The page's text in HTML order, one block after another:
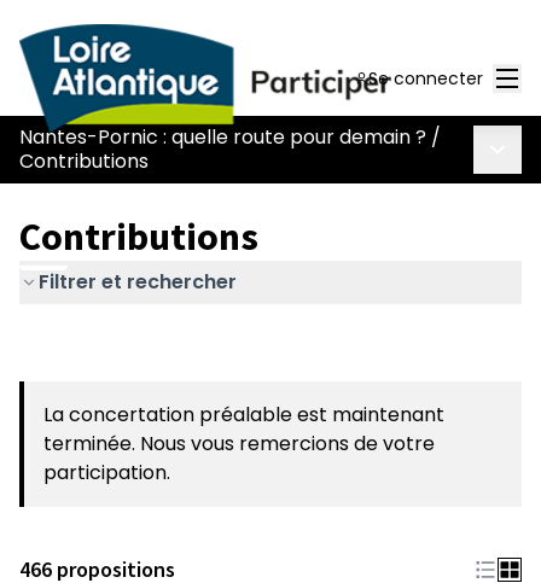
Se connecter
Nantes-Pornic : quelle route pour demain ? /
Contributions
Contributions
Filtrer et rechercher
La concertation préalable est maintenant
terminée. Nous vous remercions de votre
participation.
466 propositions